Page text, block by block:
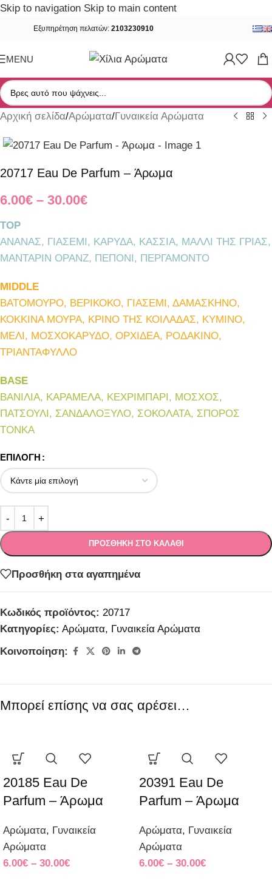
Skip to navigation Skip to main content
Εξυπηρέτηση πελατών: 2103230910
MENU
Αρχική σελίδα/Αρώματα/Γυναικεία Αρώματα
20717 Eau De Parfum – Άρωμα
6.00€ – 30.00€
TOP
ΑΝΑΝΑΣ, ΓΙΑΣΕΜΙ, ΚΑΡΥΔΑ, ΚΑΣΣΙΑ, ΜΑΛΛΙ ΤΗΣ ΓΡΙΑΣ,
ΜΑΝΤΑΡΙΝ ΟΡΑΝΖ, ΠΕΠΟΝΙ, ΠΕΡΓΑΜΟΝΤΟ
MIDDLE
ΒΑΤΟΜΟΥΡΟ, ΒΕΡΙΚΟΚΟ, ΓΙΑΣΕΜΙ, ΔΑΜΑΣΚΗΝΟ,
ΚΟΚΚΙΝΑ ΜΟΥΡΑ, ΚΡΙΝΟ ΤΗΣ ΚΟΙΛΑΔΑΣ, ΚΥΜΙΝΟ,
ΜΕΛΙ, ΜΟΣΧΟΚΑΡΥΔΟ, ΟΡΧΙΔΕΑ, ΡΟΔΑΚΙΝΟ,
ΤΡΙΑΝΤΑΦΥΛΛΟ
BASE
ΒΑΝΙΛΙΑ, ΚΑΡΑΜΕΛΑ, ΚΕΧΡΙΜΠΑΡΙ, ΜΟΣΧΟΣ,
ΠΑΤΣΟΥΛΙ, ΣΑΝΔΑΛΟΞΥΛΟ, ΣΟΚΟΛΑΤΑ, ΣΠΟΡΟΣ
ΤΟΝΚΑ
ΕΠΙΛΟΓΉ
ΠΡΟΣΘΉΚΗ ΣΤΟ ΚΑΛΆΘΙ
Προσθήκη στα αγαπημένα
Κωδικός προϊόντος: 20717
Κατηγορίες: Αρώματα, Γυναικεία Αρώματα
Κοινοποίηση:
Μπορεί επίσης να σας αρέσει…
20185 Eau De
Parfum – Άρωμα
Αρώματα, Γυναικεία
Αρώματα
6.00€ – 30.00€
20391 Eau De
Parfum – Άρωμα
Αρώματα, Γυναικεία
Αρώματα
6.00€ – 30.00€